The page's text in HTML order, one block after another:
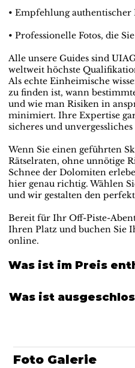
• Empfehlung
• Professionelle Fotos, die
Alle unsere Guides sind
weltweit höchste
Als echte Einheimische
zu finden ist, wann
und wie man Risiken in
minimiert. Ihre Expertise
sicheres und
Wenn Sie einen geführten
Rätselraten, ohne unnötige
Schnee der Dolomiten
hier genau richtig. Wählen
und wir gestalten den
Bereit für Ihr Off-Piste-
Ihren Platz und buchen Sie
online.
Was ist im Preis
Was ist
Foto Galerie